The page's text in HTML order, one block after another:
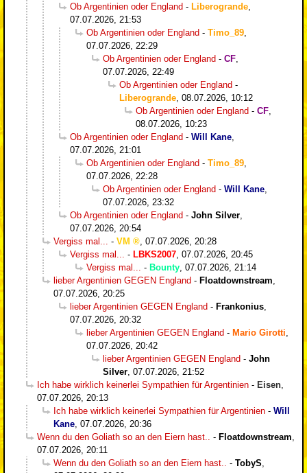
Ob Argentinien oder England - Liberogrande
07.07.2026, 21:53
Ob Argentinien oder England - Timo_89
07.07.2026, 22:29
Ob Argentinien oder England - CF
07.07.2026, 22:49
Ob Argentinien oder England -
Liberogrande 08.07.2026, 10:12
Ob Argentinien oder England - CF
08.07.2026, 10:23
Ob Argentinien oder England - Will Kane
07.07.2026, 21:01
Ob Argentinien oder England - Timo_89
07.07.2026, 22:28
Ob Argentinien oder England - Will Kane
07.07.2026, 23:32
Ob Argentinien oder England - John Silver
07.07.2026, 20:54
Vergiss mal...
- VM
07.07.2026, 20:28
Vergiss mal...
- LBKS2007 07.07.2026, 20:45
Vergiss mal...
- Bounty 07.07.2026, 21:14
lieber Argentinien GEGEN England - Floatdownstream
07.07.2026, 20:25
lieber Argentinien GEGEN England - Frankonius
07.07.2026, 20:32
lieber Argentinien GEGEN England - Mario Girotti
07.07.2026, 20:42
lieber Argentinien GEGEN England - John
Silver 07.07.2026, 21:52
Ich habe wirklich keinerlei Sympathien für Argentinien - Eisen
07.07.2026, 20:13
Ich habe wirklich keinerlei Sympathien für Argentinien - Will
Kane 07.07.2026, 20:36
Wenn du den Goliath so an den Eiern hast..
- Floatdownstream
07.07.2026, 20:11
Wenn du den Goliath so an den Eiern hast..
- TobyS